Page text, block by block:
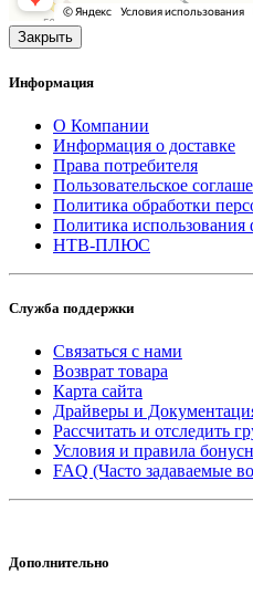
Закрыть
Информация
О Компании
Информация о доставке
Права потребителя
Пользовательское
Политика обработки
Политика
НТВ-ПЛЮС
Служба поддержки
Связаться с нами
Возврат товара
Карта сайта
Драйверы и
Рассчитать и отследить
Условия и правила
FAQ (Часто задаваемые
Дополнительно